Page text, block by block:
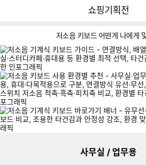
다나와
쇼핑기획전
저소음 키보드 어떤게 나에게
2
사무실 / 업무용